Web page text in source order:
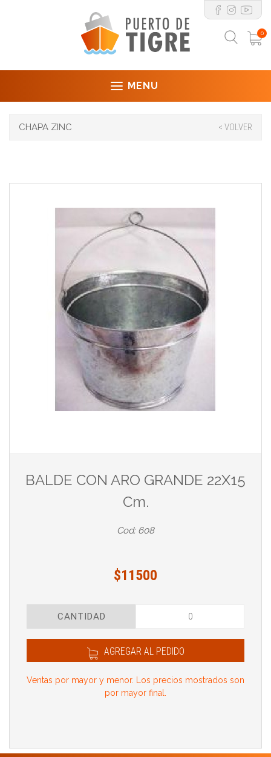
0
MENU
CHAPA ZINC < VOLVER
BALDE CON ARO GRANDE 22X15
Cm.
Cod: 608
$11500
CANTIDAD
AGREGAR AL PEDIDO
Ventas por mayor y menor. Los precios mostrados son
por mayor final.